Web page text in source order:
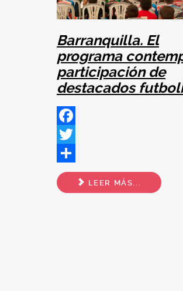
Barranquilla. El
programa
participación de
destacados
Facebook
Twitter
Share
LEER MÁS...